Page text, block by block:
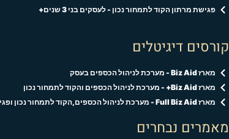
פגישת מרתון הקוד לתמחור נכון - לעסקים בני 3 שנים+
קורסים דיגיטלים
מארז Biz Aid - מערכת לניהול הכספים בעסק
מארז Biz Aid+ - מערכת לניהול הכספים והקוד לתמחור נכון
מארז Full Biz Aid - מערכת לניהול הכספים,הקוד לתמחור נכון ופגישות אישיות
מאמרים נבחרים